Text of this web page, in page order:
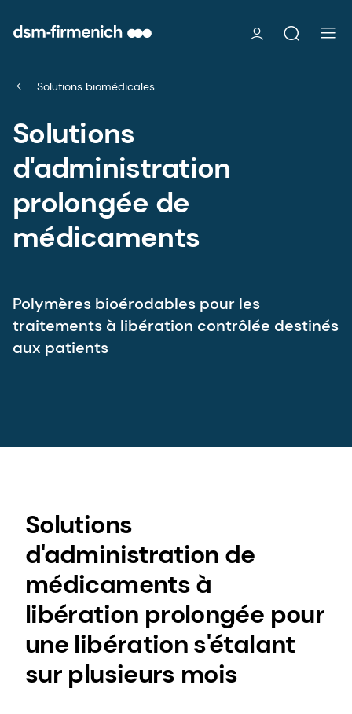
Solutions biomédicales
Solutions
d'administration
prolongée de
médicaments
Polymères bioérodables pour les
traitements à libération contrôlée destinés
aux patients
Solutions
d'administration de
médicaments à
libération prolongée pour
une libération s'étalant
sur plusieurs mois